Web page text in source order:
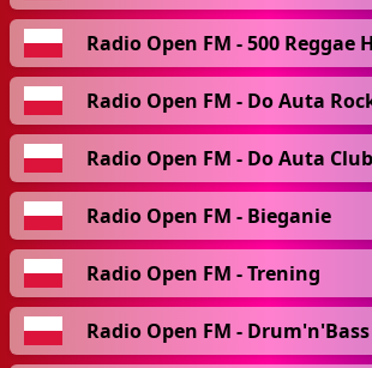
Radio Open FM - 500 Reggae
Radio Open FM - Do Auta
Radio Open FM - Do Auta Club
Radio Open FM - Bieganie
Radio Open FM - Trening
Radio Open FM - Drum'n'Bass